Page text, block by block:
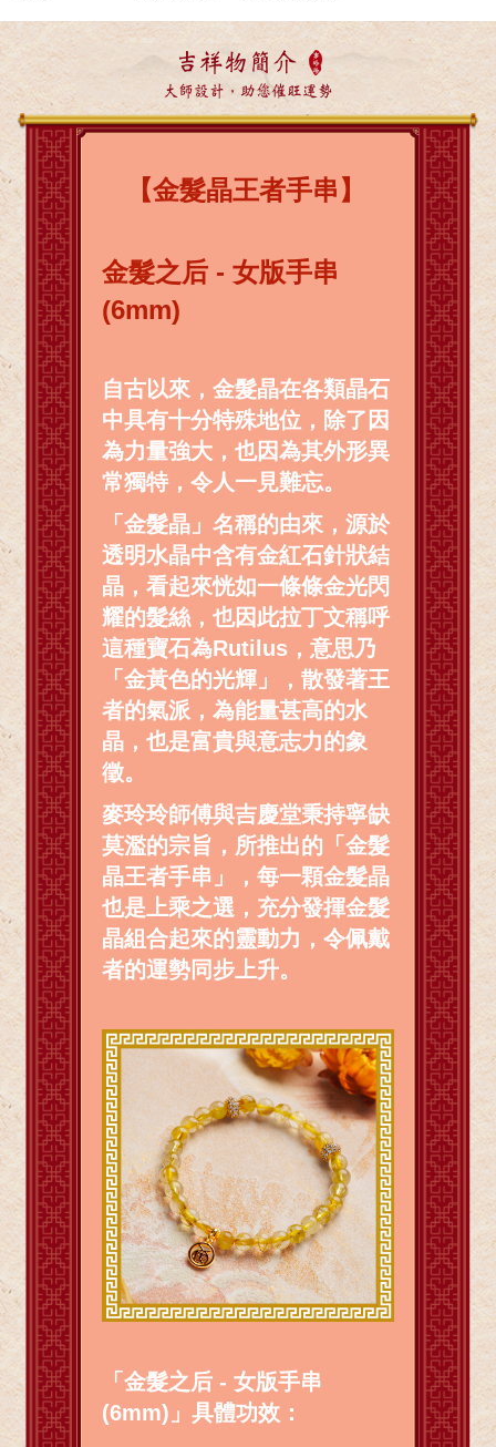
吉祥物簡介
大師設計，助您催旺運勢
【金髮晶王者手串】
金髮之后 - 女版手串
(6mm)
自古以來，金髮晶在各類晶石
中具有十分特殊地位，除了因
為力量強大，也因為其外形異
常獨特，令人一見難忘。
「金髮晶」名稱的由來，源於
透明水晶中含有金紅石針狀結
晶，看起來恍如一條條金光閃
耀的髮絲，也因此拉丁文稱呼
這種寶石為Rutilus，意思乃
「金黃色的光輝」，散發著王
者的氣派，為能量甚高的水
晶，也是富貴與意志力的象
徵。
麥玲玲師傅與吉慶堂秉持寧缺
莫濫的宗旨，所推出的「金髮
晶王者手串」，每一顆金髮晶
也是上乘之選，充分發揮金髮
晶組合起來的靈動力，令佩戴
者的運勢同步上升。
「金髮之后 - 女版手串
(6mm)」具體功效：